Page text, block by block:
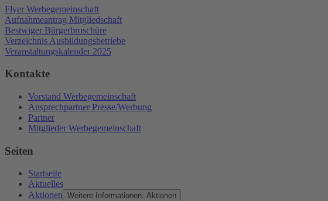
Flyer Werbegemeinschaft
Aufnahmeantrag Mitgliedschaft
Bestwiger Bürgerbroschüre
Verzeichnis Ausbildungsbetriebe
Veranstaltungskalender 2025
Kontakte
Vorstand Werbegemeinschaft
Ansprechpartner Presse/Werbung
Partner
Mitglieder Werbegemeinschaft
Seiten
Startseite
Aktuelles
Aktionen Weitere Informationen: Aktionen